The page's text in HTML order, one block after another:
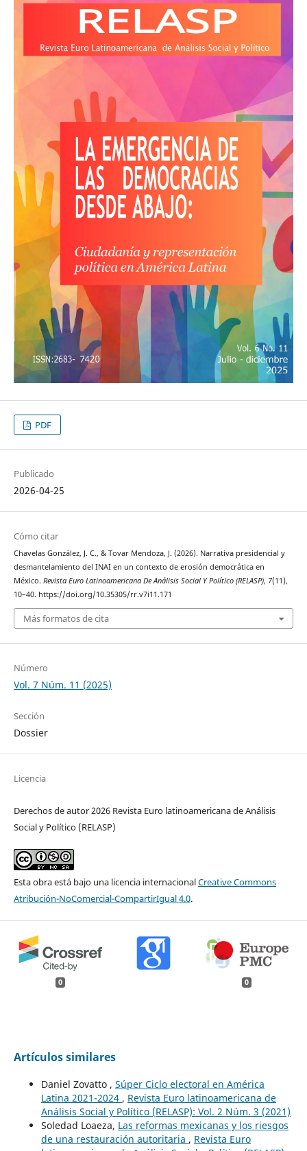
PDF
Publicado
2026-04-25
Cómo citar
Chavelas González, J. C., & Tovar Mendoza, J. (2026). Narrativa presidencial y
desmantelamiento del INAI en un contexto de erosión democrática en
México. Revista Euro Latinoamericana De Análisis Social Y Político (RELASP), 7(11),
10–40. https://doi.org/10.35305/rr.v7i11.171
Más formatos de cita
Número
Vol. 7 Núm. 11 (2025)
Sección
Dossier
Licencia
Derechos de autor 2026 Revista Euro latinoamericana de Análisis
Social y Político (RELASP)
Esta obra está bajo una licencia internacionalCreative Commons
Atribución-NoComercial-CompartirIgual 4.0.
0 0
Artículos similares
Daniel Zovatto , Súper Ciclo electoral en América
Latina 2021-2024 , Revista Euro latinoamericana de
Análisis Social y Político (RELASP): Vol. 2 Núm. 3 (2021)
Soledad Loaeza, Las reformas mexicanas y los riesgos
de una restauración autoritaria , Revista Euro